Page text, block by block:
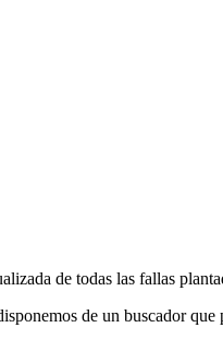
de todas las fallas
de un buscador